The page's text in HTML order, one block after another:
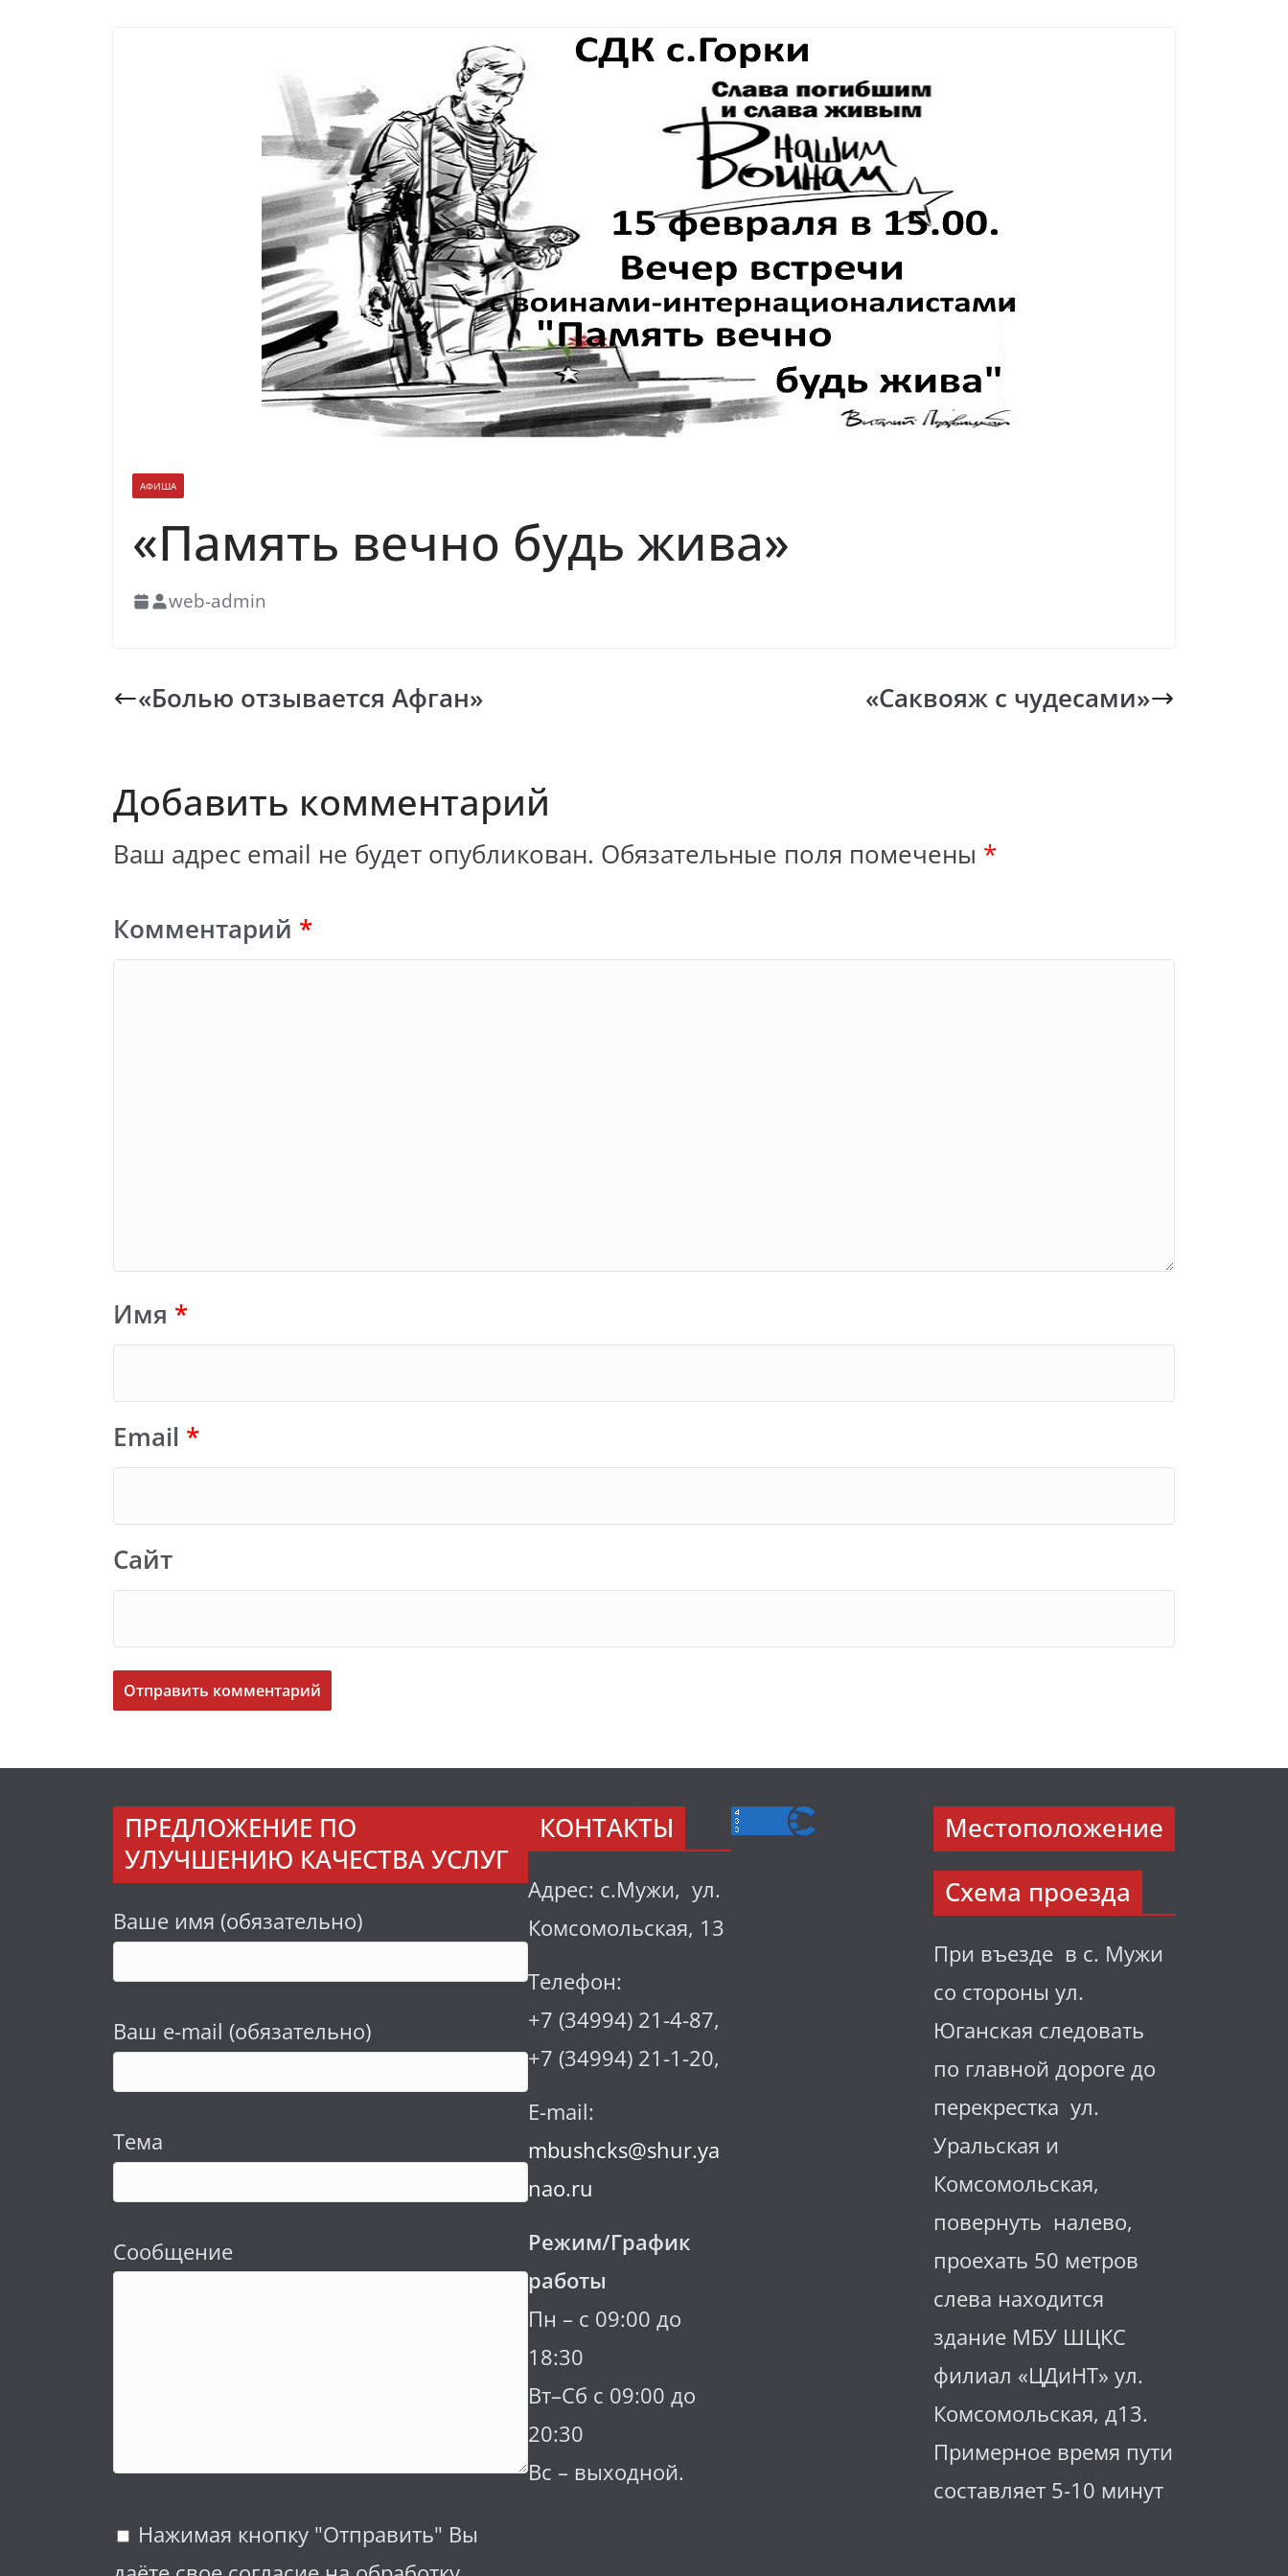
АФИША
«Память вечно будь жива»
web-admin
«Болью отзывается Афган» «Саквояж с чудесами»
Добавить комментарий
Ваш адрес email не будет опубликован. Обязательные поля помечены *
Комментарий *
Имя *
Email *
Сайт
ПРЕДЛОЖЕНИЕ ПО
УЛУЧШЕНИЮ КАЧЕСТВА УСЛУГ
Ваше имя (обязательно)
Ваш e-mail (обязательно)
Тема
Сообщение
Нажимая кнопку "Отправить" Вы
КОНТАКТЫ
Адрес: с.Мужи, ул.
Комсомольская, 13
Телефон:
+7 (34994) 21-4-87,
+7 (34994) 21-1-20,
E-mail:
mbushcks@shur.ya
nao.ru
Режим/График
работы
Пн – с 09:00 до
18:30
Вт–Сб с 09:00 до
20:30
Вс – выходной.
Местоположение
Схема проезда
При въезде в с. Мужи
со стороны ул.
Юганская следовать
по главной дороге до
перекрестка ул.
Уральская и
Комсомольская,
повернуть налево,
проехать 50 метров
слева находится
здание МБУ ШЦКС
филиал «ЦДиНТ» ул.
Комсомольская, д13.
Примерное время пути
составляет 5-10 минут